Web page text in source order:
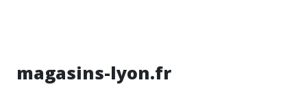
magasins-lyon.fr